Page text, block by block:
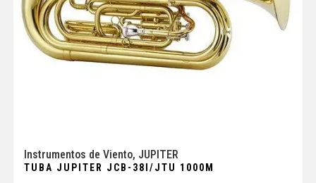
Instrumentos de Viento, JUPITER
TUBA JUPITER JCB-38I/JTU 1000M